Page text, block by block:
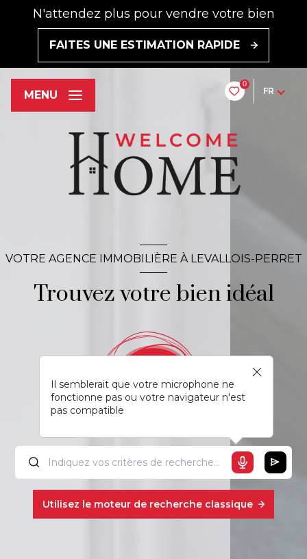
n'attendez plus pour vendre votre bien
FAITES UNE ESTIMATION RAPIDE
0
FR
MENU
VOTRE AGENCE IMMOBILIÈRE À LEVALLOIS-PERRET
Trouvez votre bien idéal
Il semblerait que votre microphone ne
fonctionne pas ou votre navigateur n'est
pas compatible
utilisez le moteur de recherche classique